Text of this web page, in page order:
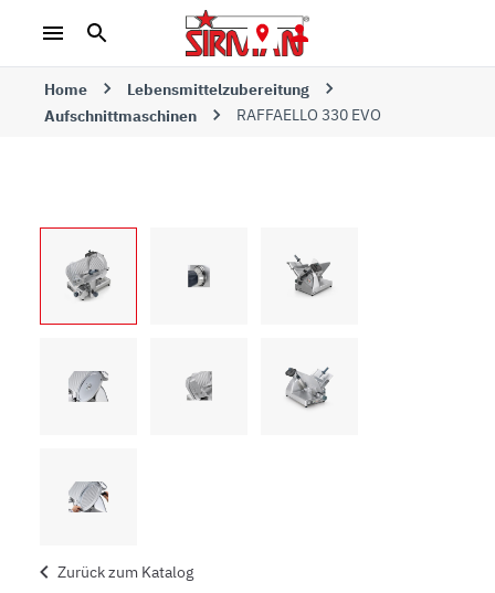
Home
Lebensmittelzubereitung
Aufschnittmaschinen
RAFFAELLO 330 EVO
Zurück zum Katalog